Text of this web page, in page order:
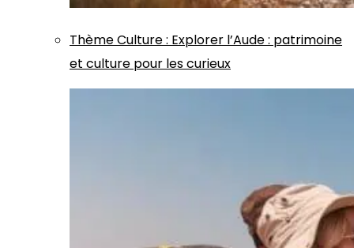
ThèmeCulture: Explorer l’Aude : patrimoine
et culture pour les curieux